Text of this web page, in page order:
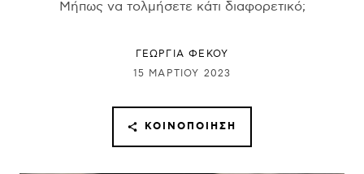
Μήπως να τολμήσετε κάτι διαφορετικό;
ΓΕΩΡΓΙΑ ΦΕΚΟΥ
15 ΜΑΡΤΊΟΥ 2023
ΚΟΙΝΟΠΟΊΗΣΗ